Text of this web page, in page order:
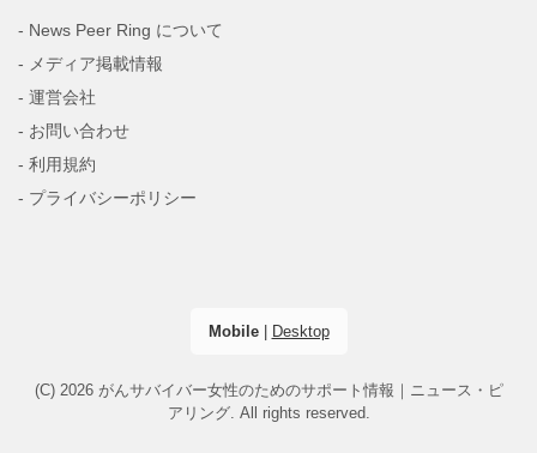
- News Peer Ring について
- メディア掲載情報
- 運営会社
- お問い合わせ
- 利用規約
- プライバシーポリシー
Mobile| Desktop
(C) 2026 がんサバイバー女性のためのサポート情報｜ニュース・ピ
アリング. All rights reserved.